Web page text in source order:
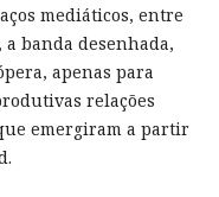
mediáticos, entre
a banda desenhada,
apenas para
relações
emergiram a partir